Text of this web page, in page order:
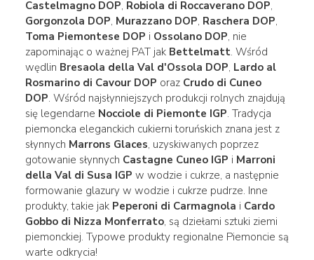
Castelmagno DOP, Robiola di Roccaverano DOP,
Gorgonzola DOP, Murazzano DOP, Raschera DOP,
Toma Piemontese DOP i Ossolano DOP, nie
zapominając o ważnej PAT jak Bettelmatt. Wśród
wędlin Bresaola della Val d'Ossola DOP, Lardo al
Rosmarino di Cavour DOP oraz Crudo di Cuneo
DOP. Wśród najsłynniejszych produkcji rolnych znajdują
się legendarne Nocciole di Piemonte IGP. Tradycja
piemoncka eleganckich cukierni toruńskich znana jest z
słynnych Marrons Glaces, uzyskiwanych poprzez
gotowanie słynnych Castagne Cuneo IGP i Marroni
della Val di Susa IGP w wodzie i cukrze, a następnie
formowanie glazury w wodzie i cukrze pudrze. Inne
produkty, takie jak Peperoni di Carmagnola i Cardo
Gobbo di Nizza Monferrato, są dziełami sztuki ziemi
piemonckiej. Typowe produkty regionalne Piemoncie są
warte odkrycia!